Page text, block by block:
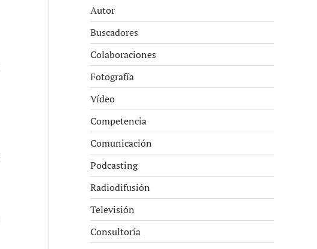
Autor
Buscadores
Colaboraciones
Fotografía
Vídeo
Competencia
Comunicación
Podcasting
Radiodifusión
Televisión
Consultoría